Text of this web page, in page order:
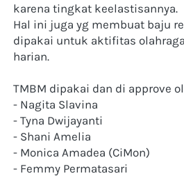
karena tingkat keelastisannya.
Hal ini juga yg membuat baju
dipakai untuk aktifitas
harian.
TMBM dipakai dan di approve
- Nagita Slavina
- Tyna Dwijayanti
- Shani Amelia
- Monica Amadea (CiMon)
- Femmy Permatasari